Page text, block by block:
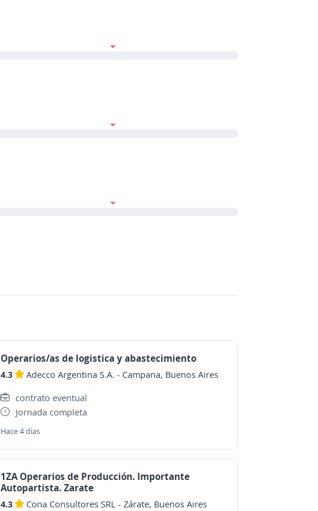
Operarios/as de logistica y abastecimiento
4.3 Adecco Argentina S.A. - Campana, Buenos Aires
contrato eventual
Jornada completa
Hace 4 días
1ZA Operarios de Producción. Importante
Autopartista. Zarate
4.3 Cona Consultores SRL - Zárate, Buenos Aires